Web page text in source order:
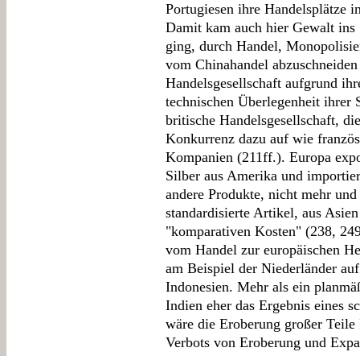
Portugiesen ihre Handelsplätze
Damit kam auch hier Gewalt
ging, durch Handel,
vom Chinahandel
Handelsgesellschaft aufgrund
technischen Überlegenheit ihrer
britische Handelsgesellschaft,
Konkurrenz dazu auf wie
Kompanien (211ff.). Europa
Silber aus Amerika und
andere Produkte, nicht mehr
standardisierte Artikel, aus
"komparativen Kosten" (238,
vom Handel zur europäischen
am Beispiel der Niederländer
Indonesien. Mehr als ein
Indien eher das Ergebnis eines
wäre die Eroberung großer
Verbots von Eroberung und